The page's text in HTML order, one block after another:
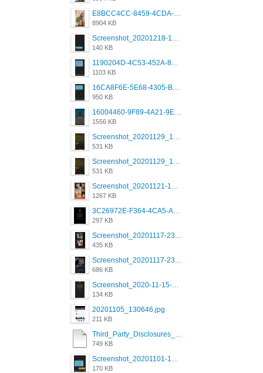
E8BCC4CC-8459-4CDA-B6E7-8DFB52A46E78.png
8904 KB
Screenshot_20201218-185122_Grindr.jpg
140 KB
1190204D-4C53-452A-8A31-99534EC38FF8.png
1103 KB
16CA8F6E-5E68-4305-B0FA-1AE58119E639.png
950 KB
16004460-9F89-4A21-9E77-F96C26D4F695.png
1556 KB
Screenshot_20201129_194344_com.grindrapp.android.jpg
531 KB
Screenshot_20201129_194344_com.grindrapp.android.jpg
531 KB
Screenshot_20201121-135006.png
1267 KB
3C26972E-F364-4CA5-A5D2-E0AC042C17D2.png
297 KB
Screenshot_20201117-230735.png
435 KB
Screenshot_20201117-230848.png
686 KB
Screenshot_2020-11-15-22-08-28-34_0b220821f310a9cc22e9def9d32cbfd4.jpg
134 KB
20201105_130646.jpg
211 KB
Third_Party_Disclosures_-_20200629 (1).pdf
749 KB
Screenshot_20201101-162951_Grindr.jpg
170 KB